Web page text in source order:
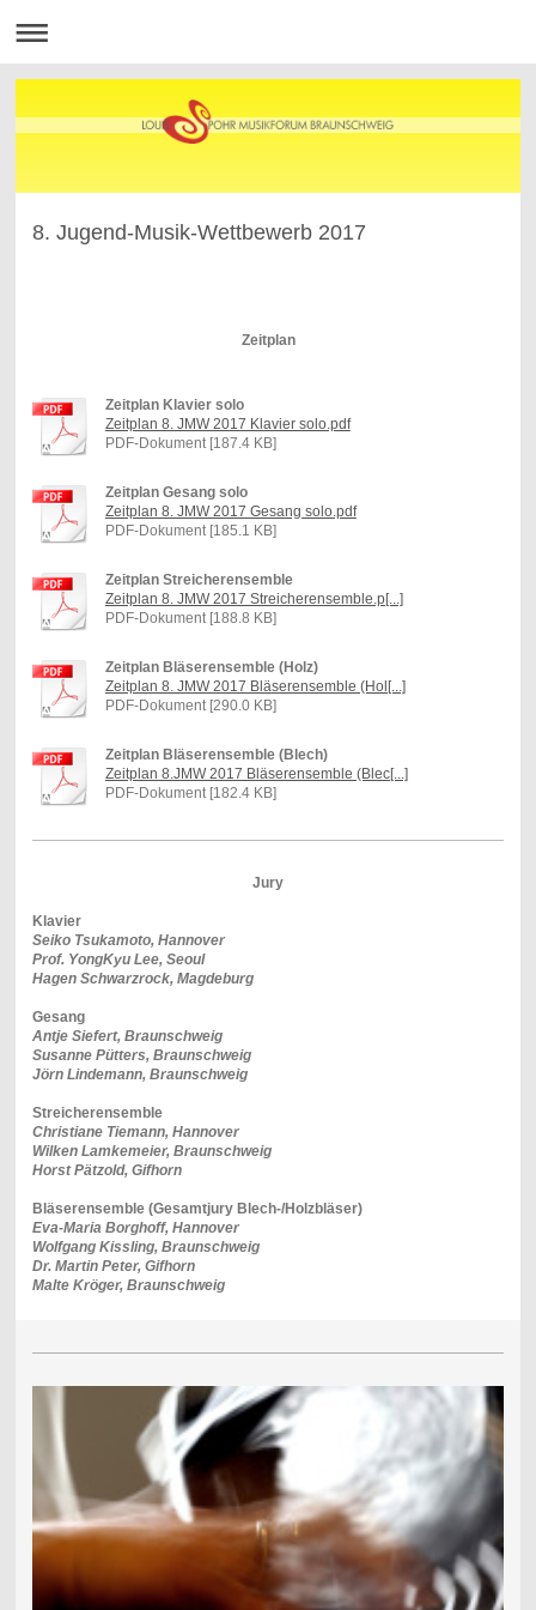
8. Jugend-Musik-Wettbewerb 2017
Zeitplan
Zeitplan Klavier solo
Zeitplan 8. JMW 2017 Klavier solo.pdf
PDF-Dokument [187.4 KB]
Zeitplan Gesang solo
Zeitplan 8. JMW 2017 Gesang solo.pdf
PDF-Dokument [185.1 KB]
Zeitplan Streicherensemble
Zeitplan 8. JMW 2017 Streicherensemble.p[...]
PDF-Dokument [188.8 KB]
Zeitplan Bläserensemble (Holz)
Zeitplan 8. JMW 2017 Bläserensemble (Hol[...]
PDF-Dokument [290.0 KB]
Zeitplan Bläserensemble (Blech)
Zeitplan 8.JMW 2017 Bläserensemble (Blec[...]
PDF-Dokument [182.4 KB]
Jury
Klavier
Seiko Tsukamoto, Hannover
Prof. YongKyu Lee, Seoul
Hagen Schwarzrock, Magdeburg
Gesang
Antje Siefert, Braunschweig
Susanne Pütters, Braunschweig
Jörn Lindemann, Braunschweig
Streicherensemble
Christiane Tiemann, Hannover
Wilken Lamkemeier, Braunschweig
Horst Pätzold, Gifhorn
Bläserensemble (Gesamtjury Blech-/Holzbläser)
Eva-Maria Borghoff, Hannover
Wolfgang Kissling, Braunschweig
Dr. Martin Peter, Gifhorn
Malte Kröger, Braunschweig